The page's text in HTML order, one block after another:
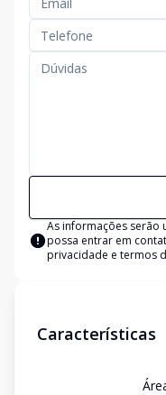
As informações serão
possa entrar em
privacidade e termos
Características